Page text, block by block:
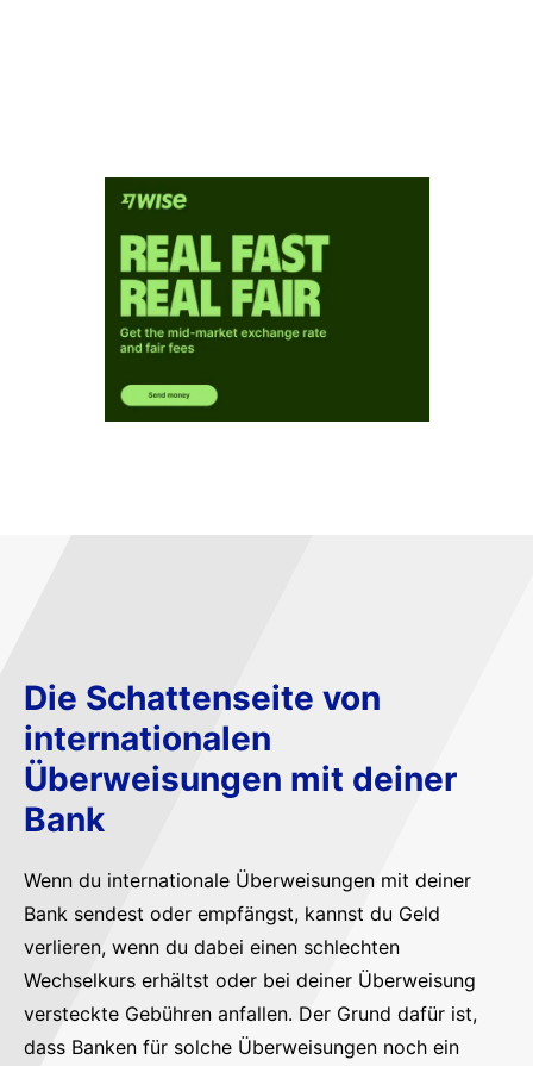
Die Schattenseite von
internationalen
Überweisungen mit deiner
Bank
Wenn du internationale Überweisungen mit deiner
Bank sendest oder empfängst, kannst du Geld
verlieren, wenn du dabei einen schlechten
Wechselkurs erhältst oder bei deiner Überweisung
versteckte Gebühren anfallen. Der Grund dafür ist,
dass Banken für solche Überweisungen noch ein